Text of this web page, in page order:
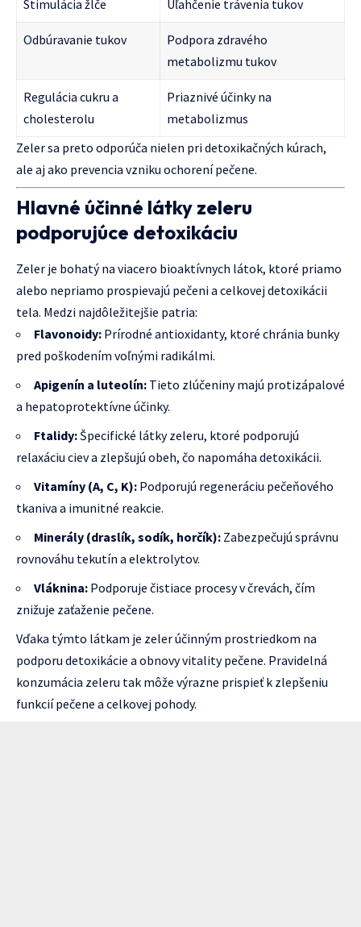
Stimulácia žlče Uľahčenie trávenia tukov
Odbúravanie tukov
Podpora zdravého
metabolizmu tukov
Regulácia cukru a
cholesterolu
Priaznivé účinky na
metabolizmus
Zeler sa preto odporúča nielen pri detoxikačných kúrach,
ale aj ako prevencia vzniku ochorení pečene.
Hlavné účinné látky zeleru
podporujúce detoxikáciu
Zeler je bohatý na viacero bioaktívnych látok, ktoré priamo
alebo nepriamo prospievajú pečeni a celkovej detoxikácii
tela. Medzi najdôležitejšie patria:
Flavonoidy: Prírodné antioxidanty, ktoré chránia bunky
pred poškodením voľnými radikálmi.
Apigenín a luteolín: Tieto zlúčeniny majú protizápalové
a hepatoprotektívne účinky.
Ftalidy:Špecifické látky zeleru, ktoré podporujú
relaxáciu ciev a zlepšujú obeh, čo napomáha detoxikácii.
Vitamíny (A, C, K): Podporujú regeneráciu pečeňového
tkaniva a imunitné reakcie.
Minerály (draslík, sodík, horčík): Zabezpečujú správnu
rovnováhu tekutín a elektrolytov.
Vláknina: Podporuje čistiace procesy v črevách, čím
znižuje zaťaženie pečene.
Vďaka týmto látkam je zeler účinným prostriedkom na
podporu detoxikácie a obnovy vitality pečene. Pravidelná
konzumácia zeleru tak môže výrazne prispieť k zlepšeniu
funkcií pečene a celkovej pohody.